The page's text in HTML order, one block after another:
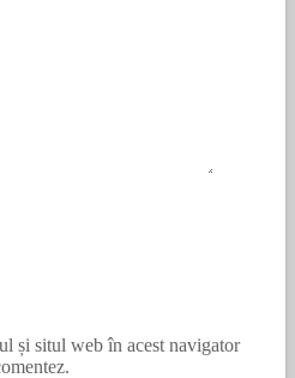
și situl web în acest navigator